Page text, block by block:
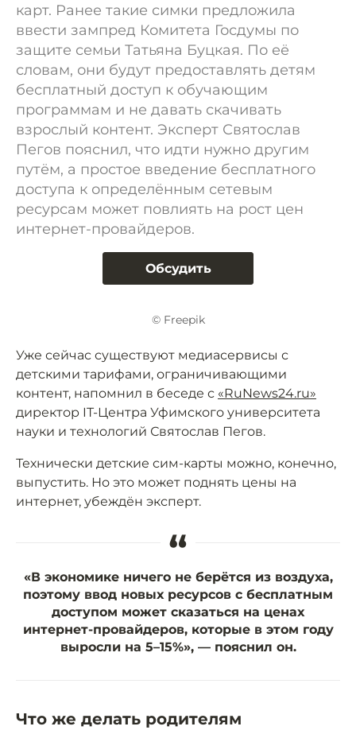
карт. Ранее такие симки предложила
ввести зампред Комитета Госдумы по
защите семьи Татьяна Буцкая. По её
словам, они будут предоставлять детям
бесплатный доступ к обучающим
программам и не давать скачивать
взрослый контент. Эксперт Святослав
Пегов пояснил, что идти нужно другим
путём, а простое введение бесплатного
доступа к определённым сетевым
ресурсам может повлиять на рост цен
интернет-провайдеров.
Обсудить
© Freepik
Уже сейчас существуют медиасервисы с
детскими тарифами, ограничивающими
контент, напомнил в беседе с «RuNews24.ru»
директор IT-Центра Уфимского университета
науки и технологий Святослав Пегов.
Технически детские сим-карты можно, конечно,
выпустить. Но это может поднять цены на
интернет, убеждён эксперт.
“
«В экономике ничего не берётся из воздуха,
поэтому ввод новых ресурсов с бесплатным
доступом может сказаться на ценах
интернет-провайдеров, которые в этом году
выросли на 5–15%», — пояснил он.
Что же делать родителям